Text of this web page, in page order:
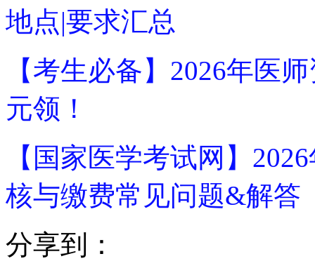
地点|要求汇总
【考生必备】2026年医
元领！
【国家医学考试网】
核与缴费常见问题&解答
分享到：